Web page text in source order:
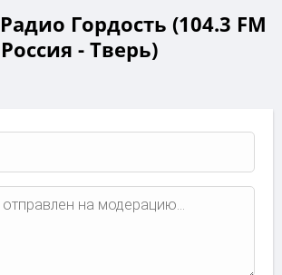
Гордость (104.3 FM
Россия - Тверь)